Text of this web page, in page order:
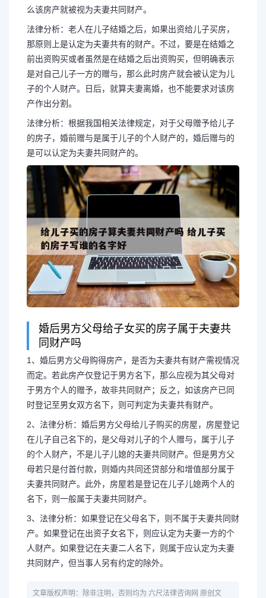
么该房产就被视为夫妻共同财产。
法律分析：老人在儿子结婚之后，如果出资给儿子买房，
那原则上是认定为夫妻共有的财产。不过，要是在结婚之
前出资购买或者虽然是在结婚之后出资购买，但明确表示
是对自己儿子一方的赠与，那么此时房产就会被认定为儿
子的个人财产。日后，就算夫妻离婚，也不能要求对该房
产作出分割。
法律分析：根据我国相关法律规定，对于父母赠予给儿子
的房子，婚前赠与是属于儿子的个人财产的，婚后赠与的
是可以认定为夫妻共同财产的。
婚后男方父母给子女买的房子属于夫妻共
同财产吗
1、婚后男方父母购得房产，是否为夫妻共有财产需视情况
而定。若此房产仅登记于男方名下，那么应视为其父母对
于男方个人的赠予，故非共同财产；反之，如该房产已同
时登记至男女双方名下，则可判定为夫妻共有财产。
2、法律分析：婚后男方父母给儿子购买的房屋，房屋登记
在儿子自己名下的，是父母对儿子的个人赠与，属于儿子
的个人财产，不是儿子儿媳的夫妻共同财产。但是男方父
母若只是付首付款，则婚内共同还贷部分和增值部分属于
夫妻共同财产。此外，房屋若是登记在儿子儿媳两个人的
名下，则一般属于夫妻共同财产。
3、法律分析：如果登记在父母名下，则不属于夫妻共同财
产。如果登记在出资子女名下，则应认定为夫妻一方的个
人财产。如果登记在夫妻二人名下，则属于应认定为夫妻
共同财产，但当事人另有约定的除外。
文章版权声明：除非注明，否则均为 六尺法律咨询网 原创文
长按图片识别二维